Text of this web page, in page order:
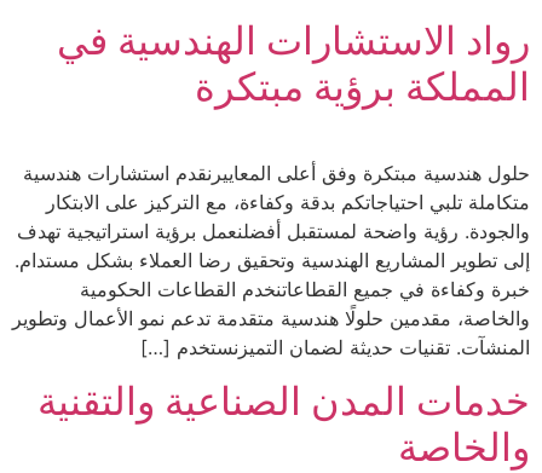
رواد الاستشارات الهندسية في
المملكة برؤية مبتكرة
حلول هندسية مبتكرة وفق أعلى المعاييرنقدم استشارات هندسية
متكاملة تلبي احتياجاتكم بدقة وكفاءة، مع التركيز على الابتكار
والجودة. رؤية واضحة لمستقبل أفضلنعمل برؤية استراتيجية تهدف
إلى تطوير المشاريع الهندسية وتحقيق رضا العملاء بشكل مستدام.
خبرة وكفاءة في جميع القطاعاتنخدم القطاعات الحكومية
والخاصة، مقدمين حلولًا هندسية متقدمة تدعم نمو الأعمال وتطوير
المنشآت. تقنيات حديثة لضمان التميزنستخدم […]
خدمات المدن الصناعية والتقنية
والخاصة